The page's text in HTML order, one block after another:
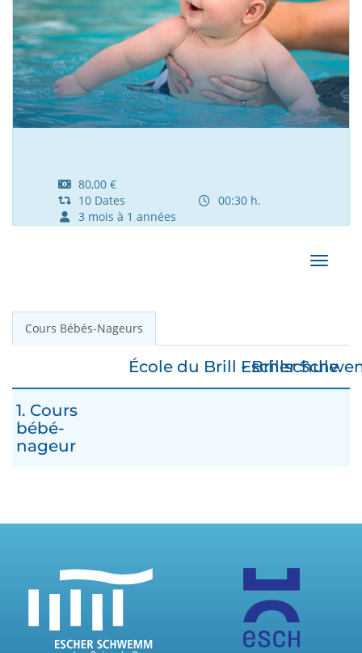
80,00 €
10 Dates
00:30 h.
3 mois à 1 années
Cours Bébés-Nageurs
École du Brill - Brillschule
Escher
1. Cours
bébé-
nageur